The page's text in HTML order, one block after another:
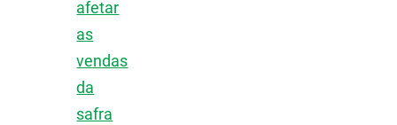
afetar
as
vendas
da
safra